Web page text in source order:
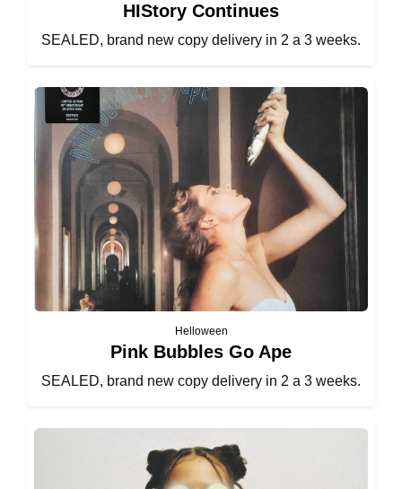
HIStory Continues
SEALED, brand new copy delivery in 2 a 3 weeks.
Helloween
Pink Bubbles Go Ape
SEALED, brand new copy delivery in 2 a 3 weeks.